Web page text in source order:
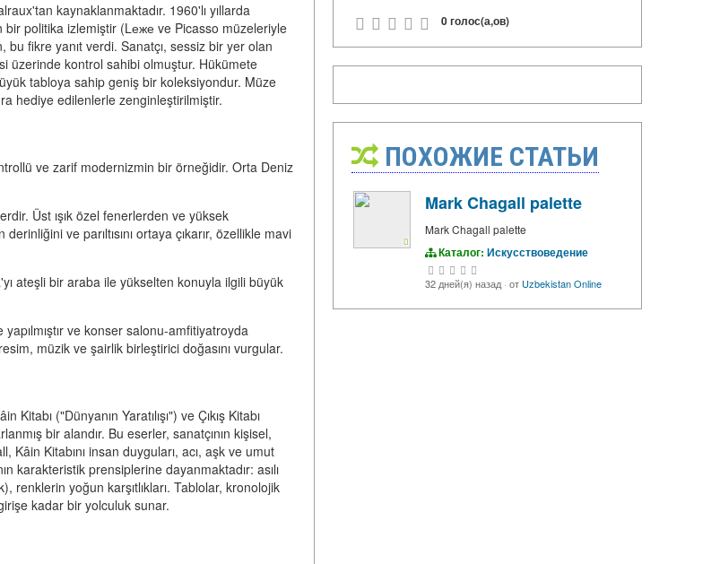
kaynaklanmaktadır. 1960'lı yıllarda
bir politika izlemiştir (Lеже ve Picasso müzeleriyle
bu fikre yanıt verdi. Sanatçı, sessiz bir yer olan
üzerinde kontrol sahibi olmuştur. Hükümete
tabloya sahip geniş bir koleksiyondur. Müze
hediye edilenlerle zenginleştirilmiştir.
ve zarif modernizmin bir örneğidir. Orta Deniz
Üst ışık özel fenerlerden ve yüksek
ve parıltısını ortaya çıkarır, özellikle mavi
ateşli bir araba ile yükselten konuyla ilgili büyük
ve konser salonu-amfitiyatroyda
müzik ve şairlik birleştirici doğasını vurgular.
("Dünyanın Yaratılışı") ve Çıkış Kitabı
bir alandır. Bu eserler, sanatçının kişisel,
Kitabını insan duyguları, acı, aşk ve umut
karakteristik prensiplerine dayanmaktadır: asılı
renklerin yoğun karşıtlıkları. Tablolar, kronolojik
kadar bir yolculuk sunar.
0 голос(а,ов)
ПОХОЖИЕ СТАТЬИ
Mark Chagall palette
Mark Chagall palette
Каталог: Искусствоведение
32 дней(я) назад· от Uzbekistan Online